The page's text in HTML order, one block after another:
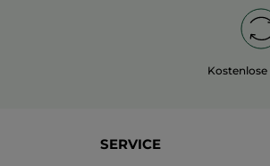
Kostenlose
SERVICE